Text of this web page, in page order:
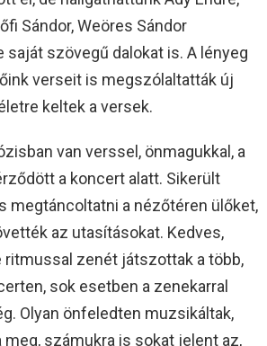
Sándor, Weöres Sándor
saját szövegű dalokat is. A lényeg
verseit is megszólaltatták új
keltek a versek.
van verssel, önmagukkal, a
a koncert alatt. Sikerült
megtáncoltatni a nézőtéren ülőket,
az utasításokat. Kedves,
ritmussal zenét játszottak a több,
sok esetben a zenekarral
Olyan önfeledten muzsikáltak,
számukra is sokat jelent az,